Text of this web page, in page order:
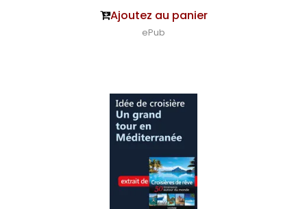
Ajoutez au panier
ePub